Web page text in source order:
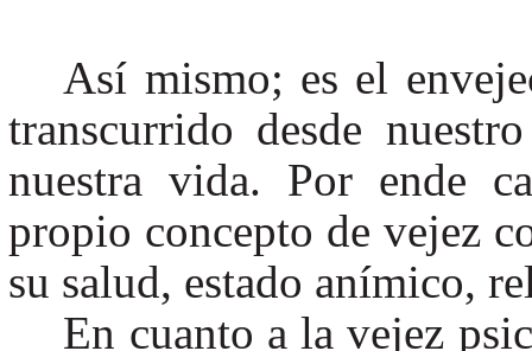
Así mismo; es el
transcurrido desde
nuestra vida. Por ende
propio concepto de vejez
su salud, estado anímico,
En cuanto a la vejez